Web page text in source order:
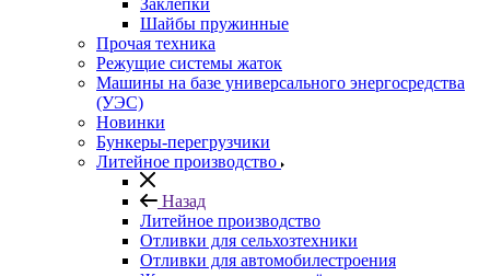
Заклепки
Шайбы пружинные
Прочая техника
Режущие системы жаток
Машины на базе универсального энергосредства
(УЭС)
Новинки
Бункеры-перегрузчики
Литейное производство
Назад
Литейное производство
Отливки для сельхозтехники
Отливки для автомобилестроения